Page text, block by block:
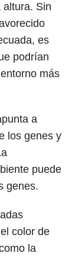
altura. Sin
es
podrían
más
a
los genes y
puede
genes.
color de
la